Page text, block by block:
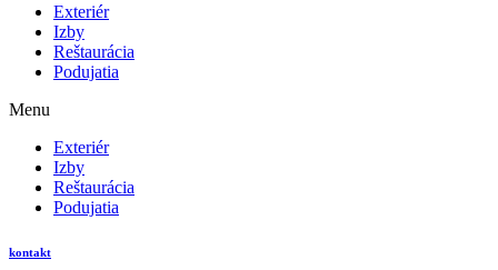
Exteriér
Izby
Reštaurácia
Podujatia
Menu
Exteriér
Izby
Reštaurácia
Podujatia
kontakt